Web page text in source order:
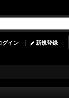
グイン 新規登録